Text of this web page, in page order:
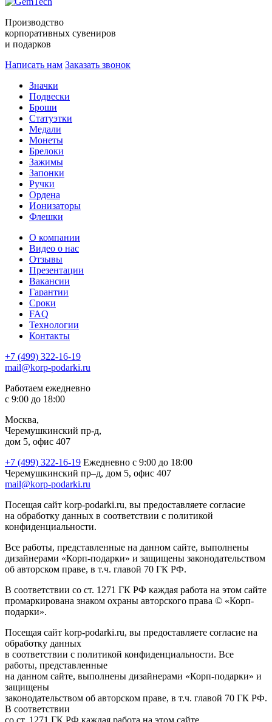
Производство
корпоративных сувениров
и подарков
Написать нам Заказать звонок
Значки
Подвески
Броши
Статуэтки
Медали
Монеты
Брелоки
Зажимы
Запонки
Ручки
Ордена
Ионизаторы
Флешки
О компании
Видео о нас
Отзывы
Презентации
Вакансии
Гарантии
Сроки
FAQ
Технологии
Контакты
+7 (499) 322-16-19
mail@korp-podarki.ru
Работаем ежедневно
с 9:00 до 18:00
Москва,
Черемушкинский пр-д,
дом 5, офис 407
+7 (499) 322-16-19 Ежедневно с 9:00 до 18:00
Черемушкинский пр–д, дом 5, офис 407
mail@korp-podarki.ru
Посещая сайт korp-podarki.ru, вы предоставляете согласие
на обработку данных в соответствии с политикой
конфиденциальности.
Все работы, представленные на данном сайте, выполнены
дизайнерами «Корп-подарки» и защищены законодательством
об авторском праве, в т.ч. главой 70 ГК РФ.
В соответствии со ст. 1271 ГК РФ каждая работа на этом сайте
промаркирована знаком охраны авторского права © «Корп-
подарки».
Посещая сайт korp-podarki.ru, вы предоставляете согласие на
обработку данных
в соответствии с политикой конфиденциальности. Все
работы, представленные
на данном сайте, выполнены дизайнерами «Корп-подарки» и
защищены
законодательством об авторском праве, в т.ч. главой 70 ГК РФ.
В соответствии
со ст. 1271 ГК РФ каждая работа на этом сайте